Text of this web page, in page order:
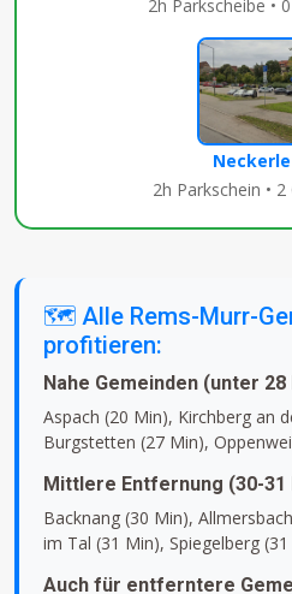
2h Parkscheibe •
Neckerle
2h Parkschein •
🗺️ Alle Rems-Murr-
profitieren:
Nahe Gemeinden (unter 28
Aspach (20 Min), Kirchberg an
Burgstetten (27 Min),
Mittlere Entfernung (30-31
Backnang (30 Min),
im Tal (31 Min), Spiegelberg
Auch für entferntere